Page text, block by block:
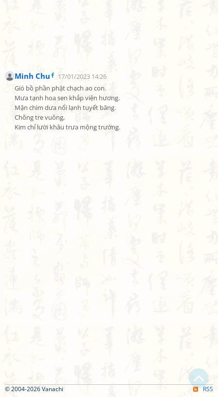
Minh Chu
17/01/2023 14:26
Gió bồ phần phật chạch ao con.
Mưa tạnh hoa sen khắp viện hương.
Mận chìm dưa nổi lạnh tuyết băng.
Chõng tre vuông,
Kim chỉ lười khâu trưa mộng trường.
© 2004-2026 Vanachi RSS